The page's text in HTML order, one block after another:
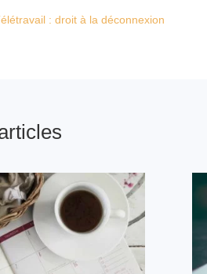
: droit à la déconnexion